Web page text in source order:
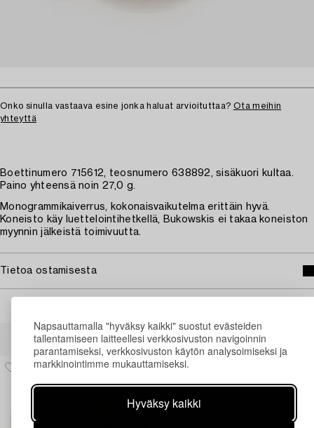
Napsauttamalla "hyväksy kaikki" suostut evästeiden
tallentamiseen laitteellesi verkkosivuston navigoinnin
parantamiseksi, verkkosivuston käytön analysoimiseksi ja
markkinointimme mukauttamiseksi.
Hyväksy kaikki
Onko sinulla vastaava esine jonka haluat arvioituttaa? Ota meihin
yhteyttä
Boettinumero 715612, teosnumero 638892, sisäkuori kultaa.
Paino yhteensä noin 27,0 g.
Monogrammikaiverrus, kokonaisvaikutelma erittäin hyvä.
Koneisto käy luettelointihetkellä, Bukowskis ei takaa koneiston
myynnin jälkeistä toimivuutta.
Tietoa ostamisesta
Muiden katsomia kohteita